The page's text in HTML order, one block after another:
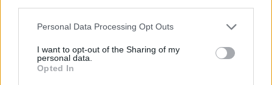
Personal Data Processing Opt Outs
I want to opt-out of the Sharing of my
personal data.
Opted In
2. dzień
Alan Krupa
3. dzień